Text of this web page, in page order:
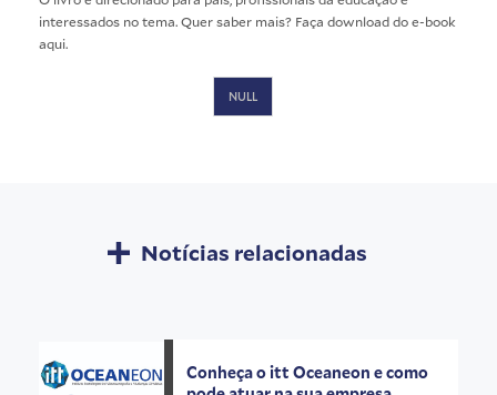
interessados no tema. Quer saber mais? Faça download do e-book
aqui.
NULL
Notícias relacionadas
Conheça o itt Oceaneon e como